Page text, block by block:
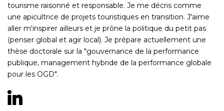
tourisme raisonné et responsable. Je me décris comme
une apicultrice de projets touristiques en transition. J'aime
aller m'inspirer ailleurs et je prône la politique du petit pas
(penser global et agir local). Je prépare actuellement une
thèse doctorale sur la "gouvernance de la performance
publique, management hybride de la performance globale
pour les OGD".